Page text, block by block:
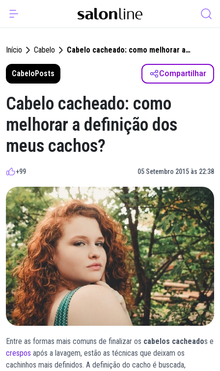
Início Cabelo
Cabelo cacheado: como melhorar a
definição dos meus cachos?
CabeloPosts Compartilhar
Cabelo cacheado: como
melhorar a definição dos
meus cachos?
+99 05 Setembro 2015 às 22:38
Entre as formas mais comuns de finalizar os cabelos cacheados e
crespos após a lavagem, estão as técnicas que deixam os
cachinhos mais definidos. A definição do cacho é buscada,